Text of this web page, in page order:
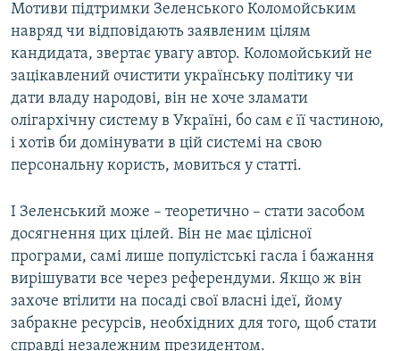
Мотиви підтримки Зеленського Коломойським
навряд чи відповідають заявленим цілям
кандидата, звертає увагу автор. Коломойський не
зацікавлений очистити українську політику чи
дати владу народові, він не хоче зламати
олігархічну систему в Україні, бо сам є її частиною,
і хотів би домінувати в цій системі на свою
персональну користь, мовиться у статті.
І Зеленський може – теоретично – стати засобом
досягнення цих цілей. Він не має цілісної
програми, самі лише популістські гасла і бажання
вирішувати все через референдуми. Якщо ж він
захоче втілити на посаді свої власні ідеї, йому
забракне ресурсів, необхідних для того, щоб стати
справді незалежним президентом.